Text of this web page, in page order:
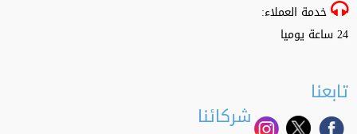
خدمة العملاء:
24 ساعة يوميا
تابعنا
شركائنا